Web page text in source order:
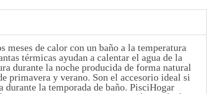
de calor con un baño a la temperatura
térmicas ayudan a calentar el agua de la
durante la noche producida de forma natural
primavera y verano. Son el accesorio ideal si
la temporada de baño. PisciHogar